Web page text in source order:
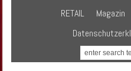
RETAIL
Magazin